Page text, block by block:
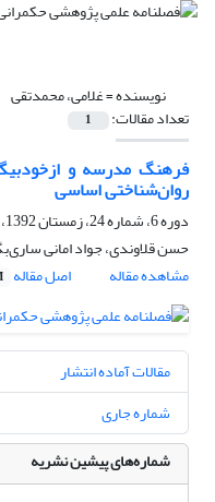
نویسنده =غلامی، محمدتقی
تعداد مقالات: 1
فرهنگ مدرسه و
روان‌شناختی اساسی
دوره 6، شماره 24، زمستان 1392، صفحه
حسن قلاوندی، جواد امانی
مشاهده مقاله
اصل مقاله
مقالات آماده انتشار
شماره جاری
شماره‌های پیشین نشریه